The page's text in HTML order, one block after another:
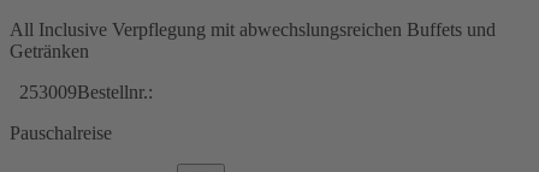
All Inclusive Verpflegung mit abwechslungsreichen Buffets und
Getränken
253009Bestellnr.:
Pauschalreise